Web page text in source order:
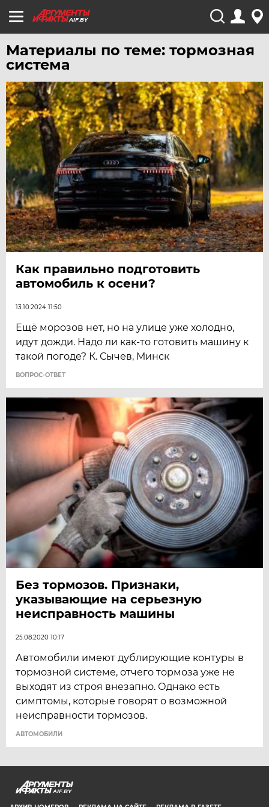
AIF.BY
Материалы по теме: тормозная
система
Как правильно подготовить
автомобиль к осени?
13.10.2024 11:50
Ещё морозов нет, но на улице уже холодно,
идут дожди. Надо ли как-то готовить машину к
такой погоде? К. Сычев, Минск
ВОПРОС-ОТВЕТ
Без тормозов. Признаки,
указывающие на серьезную
неисправность машины
25.08.2020 10:17
Автомобили имеют дублирующие контуры в
тормозной системе, отчего тормоза уже не
выходят из строя внезапно. Однако есть
симптомы, которые говорят о возможной
неисправности тормозов.
АВТОМОБИЛИ
AIF.BY